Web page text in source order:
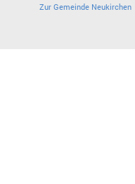
Zur Gemeinde Neukirchen